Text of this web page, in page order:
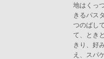
地はくっ
きるパス
つのばし
て、とき
きり、好
え、スパ